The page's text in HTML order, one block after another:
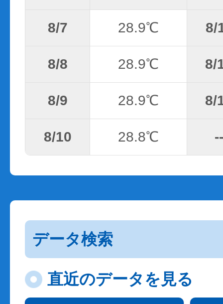
8/7 28.9℃ 8/
8/8 28.9℃ 8/
8/9 28.9℃ 8/
8/10 28.8℃ --
データ検索
直近のデータを見る